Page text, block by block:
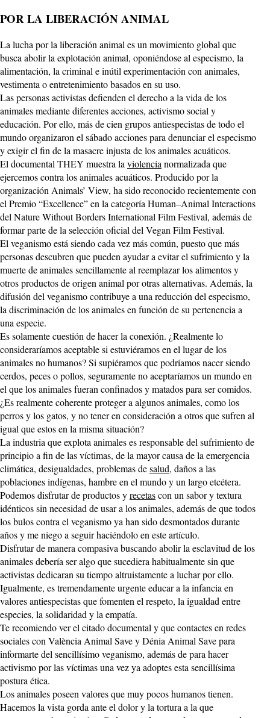
POR LA LIBERACIÓN ANIMAL
La lucha por la liberación animal es un movimiento global que
busca abolir la explotación animal, oponiéndose al especismo, la
alimentación, la criminal e inútil experimentación con animales,
vestimenta o entretenimiento basados en su uso.
Las personas activistas defienden el derecho a la vida de los
animales mediante diferentes acciones, activismo social y
educación. Por ello, más de cien grupos antiespecistas de todo el
mundo organizaron el sábado acciones para denunciar el especismo
y exigir el fin de la masacre injusta de los animales acuáticos.
El documental THEY muestra la violencia normalizada que
ejercemos contra los animales acuáticos. Producido por la
organización Animals’ View, ha sido reconocido recientemente con
el Premio “Excellence” en la categoría Human–Animal Interactions
del Nature Without Borders International Film Festival, además de
formar parte de la selección oficial del Vegan Film Festival.
El veganismo está siendo cada vez más común, puesto que más
personas descubren que pueden ayudar a evitar el sufrimiento y la
muerte de animales sencillamente al reemplazar los alimentos y
otros productos de origen animal por otras alternativas. Además, la
difusión del veganismo contribuye a una reducción del especismo,
la discriminación de los animales en función de su pertenencia a
una especie.
Es solamente cuestión de hacer la conexión. ¿Realmente lo
consideraríamos aceptable si estuviéramos en el lugar de los
animales no humanos? Si supiéramos que podríamos nacer siendo
cerdos, peces o pollos, seguramente no aceptaríamos un mundo en
el que los animales fueran confinados y matados para ser comidos.
¿Es realmente coherente proteger a algunos animales, como los
perros y los gatos, y no tener en consideración a otros que sufren al
igual que estos en la misma situación?
La industria que explota animales es responsable del sufrimiento de
principio a fin de las víctimas, de la mayor causa de la emergencia
climática, desigualdades, problemas desalud, daños a las
poblaciones indígenas, hambre en el mundo y un largo etcétera.
Podemos disfrutar de productos yrecetascon un sabor y textura
idénticos sin necesidad de usar a los animales, además de que todos
los bulos contra el veganismo ya han sido desmontados durante
años y me niego a seguir haciéndolo en este artículo.
Disfrutar de manera compasiva buscando abolir la esclavitud de los
animales debería ser algo que sucediera habitualmente sin que
activistas dedicaran su tiempo altruistamente a luchar por ello.
Igualmente, es tremendamente urgente educar a la infancia en
valores antiespecistas que fomenten el respeto, la igualdad entre
especies, la solidaridad y la empatía.
Te recomiendo ver el citado documental y que contactes en redes
sociales con València Animal Save y Dénia Animal Save para
informarte del sencillísimo veganismo, además de para hacer
activismo por las víctimas una vez ya adoptes esta sencillísima
postura ética.
Los animales poseen valores que muy pocos humanos tienen.
Hacemos la vista gorda ante el dolor y la tortura a la que